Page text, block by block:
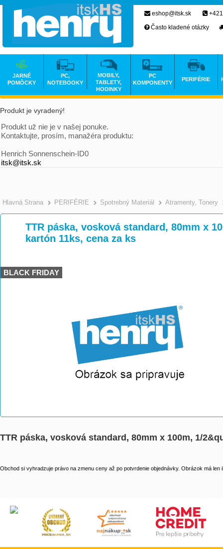
Produkt je vyradený!
Produkt už nie je v našej ponuke.
Kontaktujte, prosím, manažéra produktu:
Henrich Sonnenschein-ID0
itsk@itsk.sk
Hlavná Strana >
PERIFÉRIE >
Spotrebný Materiál >
Atramenty, Tonery
TTR páska, vosková standard, 80mm x
kartón 11ks, cena za ks
BLACK FRIDAY
TTR páska, vosková standard, 80mm x 100m, 1/
Obchod si vyhradzuje právo na zmenu ceny až po potvrdenie objednávky. Obrázok má len
eshop@itsk.sk
Často kladené otázky
JARNÉ
POMÔCKY
PC,
NOTEBOOKY
MOBILY,
TABLETY,
HODINKY
PC
KOMPONENTY
PERIFÉRIE